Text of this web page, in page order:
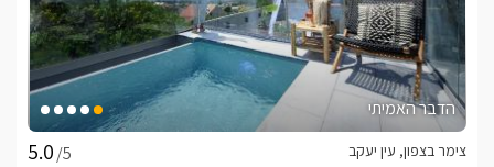
הדבר האמיתי
/5
צימר בצפון, עין יעקב